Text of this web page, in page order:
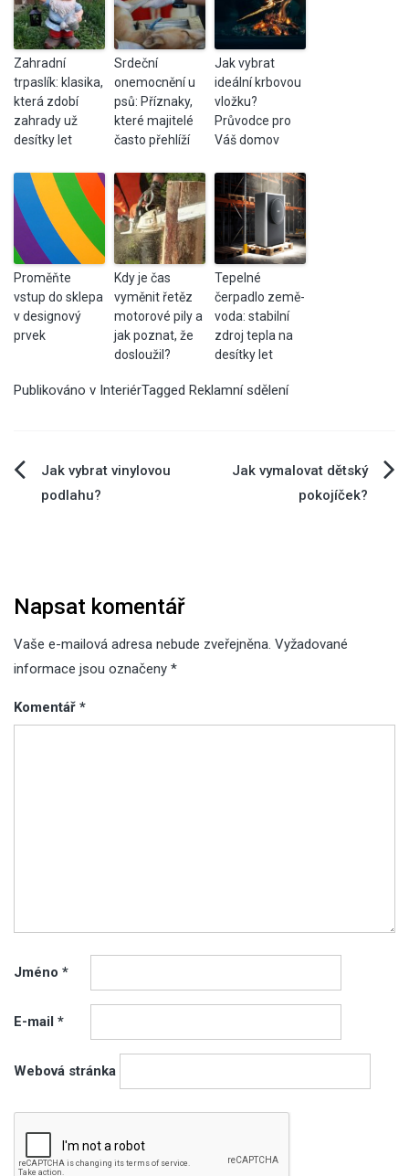
Zahradní
trpaslík: klasika,
která zdobí
zahrady už
desítky let
Srdeční
onemocnění u
psů: Příznaky,
které majitelé
často přehlíží
Jak vybrat
ideální krbovou
vložku?
Průvodce pro
Váš domov
Proměňte
vstup do sklepa
v designový
prvek
Kdy je čas
vyměnit řetěz
motorové pily a
jak poznat, že
dosloužil?
Tepelné
čerpadlo země-
voda: stabilní
zdroj tepla na
desítky let
Publikováno v InteriérTagged Reklamní sdělení
Navigace
Jak vybrat vinylovou
podlahu?
Jak vymalovat dětský
pokojíček?
Napsat komentář
Vaše e-mailová adresa nebude zveřejněna. Vyžadované
informace jsou označeny *
Komentář *
Jméno *
E-mail *
Webová stránka